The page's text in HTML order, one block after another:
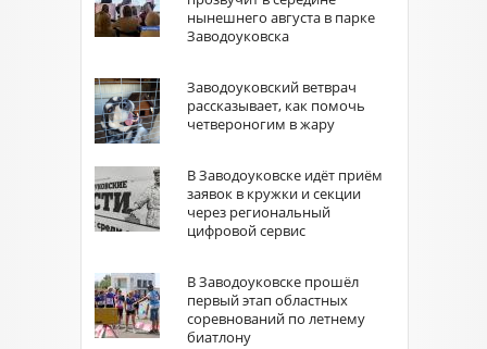
нынешнего августа в парке
Заводоуковска
Заводоуковский ветврач
рассказывает, как помочь
четвероногим в жару
В Заводоуковске идёт приём
заявок в кружки и секции
через региональный
цифровой сервис
В Заводоуковске прошёл
первый этап областных
соревнований по летнему
биатлону